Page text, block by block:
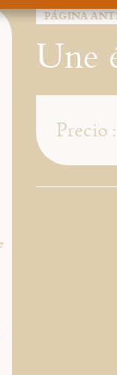
PÁGINA
Une
Precio :